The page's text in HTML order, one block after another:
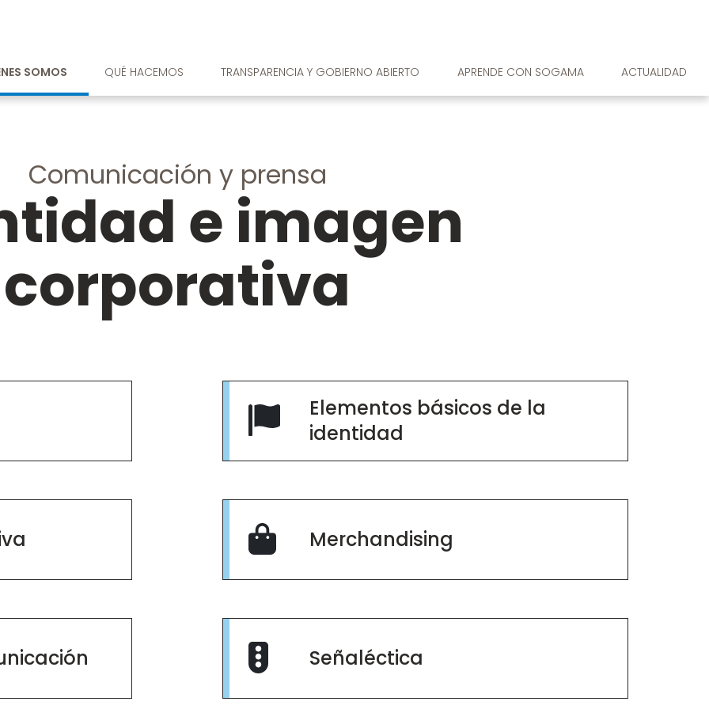
SOMOS QUÉ HACEMOS TRANSPARENCIA Y GOBIERNO ABIERTO APRENDE CON SOGAMA ACTUALIDAD
Comunicación y prensa
e imagen
corporativa
Elementos básicos de la
identidad
Merchandising
Señaléctica